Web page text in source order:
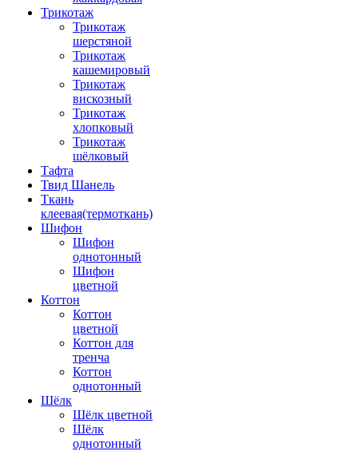
Трикотаж
Трикотаж
шерстяной
Трикотаж
кашемировый
Трикотаж
вискозный
Трикотаж
хлопковый
Трикотаж
шёлковый
Тафта
Твид Шанель
Ткань
клеевая(термоткань)
Шифон
Шифон
однотонный
Шифон
цветной
Коттон
Коттон
цветной
Коттон для
тренча
Коттон
однотонный
Шёлк
Шёлк цветной
Шёлк
однотонный